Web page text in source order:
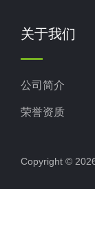
关于我们
公司简介
荣誉资质
Copyright ©